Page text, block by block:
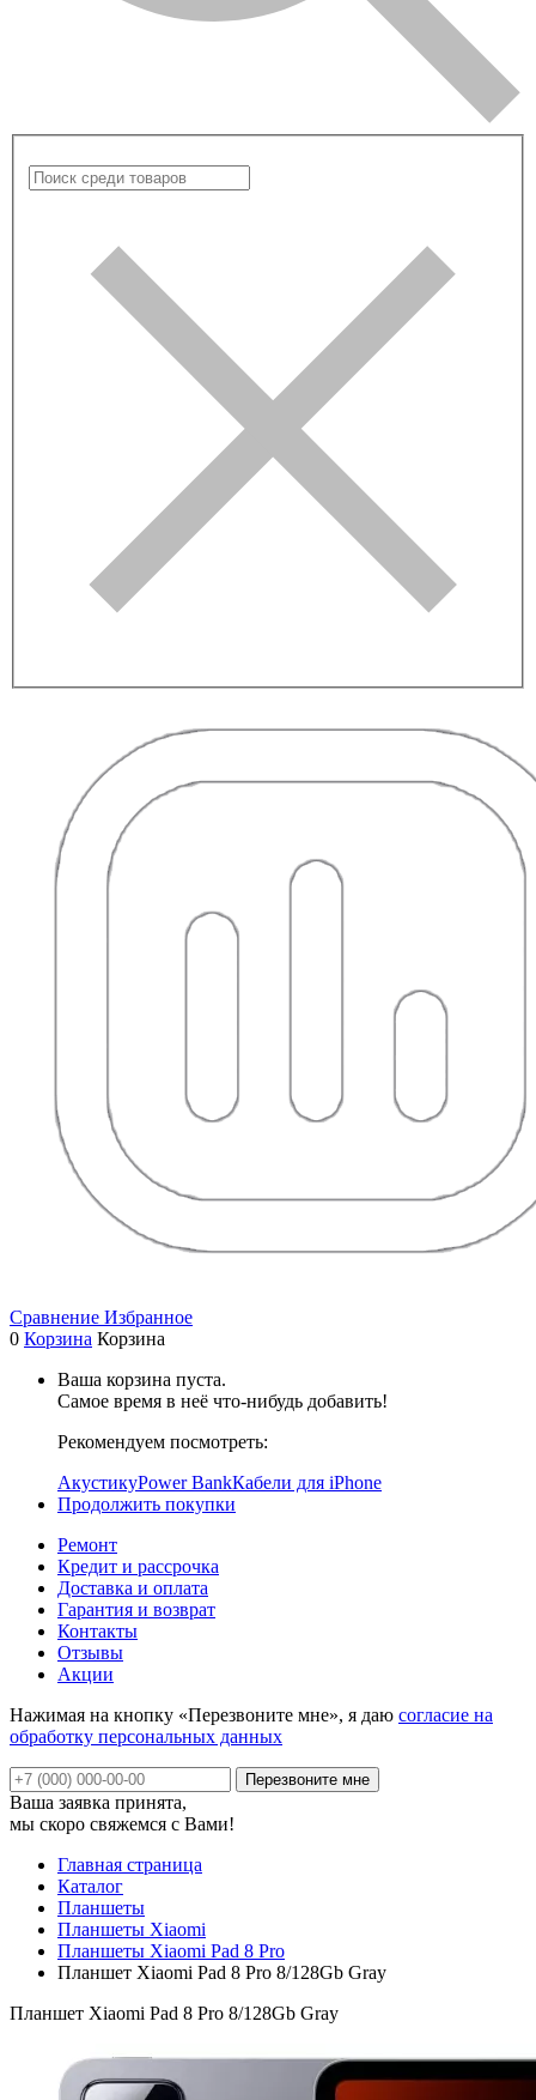
Сравнение Избранное
0 Корзина Корзина
Ваша корзина пуста.
Самое время в неё что-нибудь добавить!
Рекомендуем посмотреть:
АкустикуPower BankКабели для iPhone
Продолжить покупки
Ремонт
Кредит и рассрочка
Доставка и оплата
Гарантия и возврат
Контакты
Отзывы
Акции
Нажимая на кнопку «Перезвоните мне», я даю согласие на
обработку персональных данных
Ваша заявка принята,
мы скоро свяжемся с Вами!
Главная страница
Каталог
Планшеты
Планшеты Xiaomi
Планшеты Xiaomi Pad 8 Pro
Планшет Xiaomi Pad 8 Pro 8/128Gb Gray
Планшет Xiaomi Pad 8 Pro 8/128Gb Gray